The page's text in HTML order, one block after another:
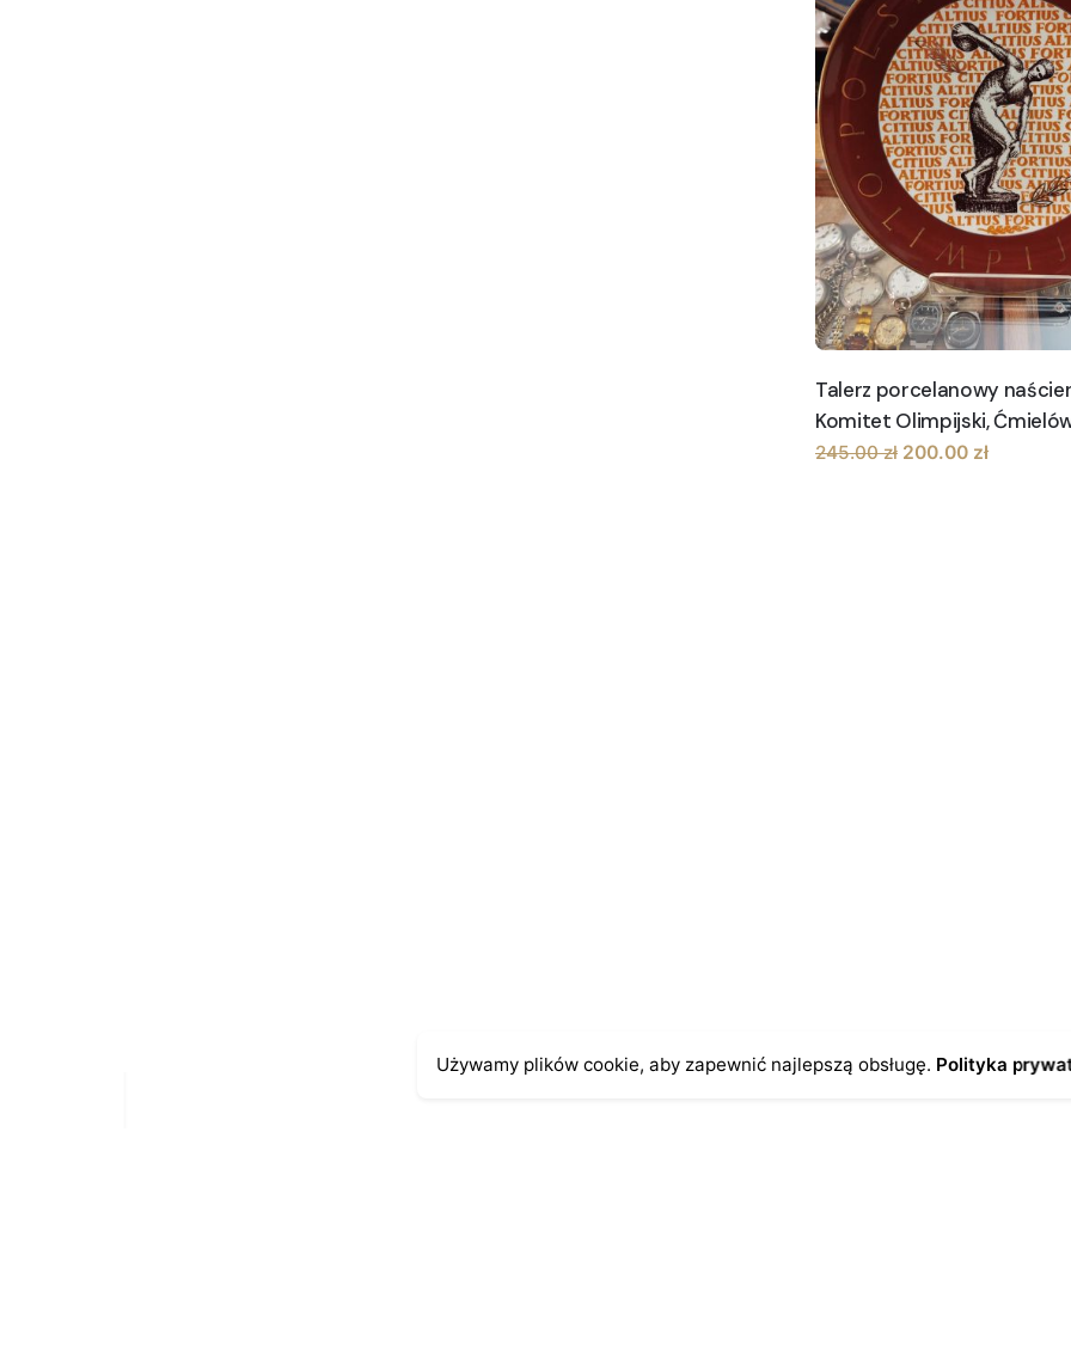
Talerz porcelanowy
Komitet Olimpijski,
245.00zł Pierwotna
200.00 złAktualna
Używamy plików cookie, aby zapewnić najlepszą obsługę. Polityka